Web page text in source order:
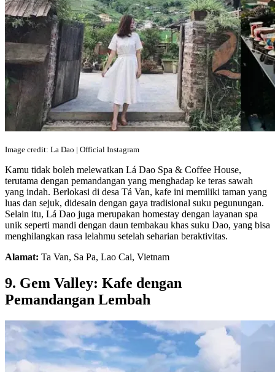
Image credit: La Dao | Official Instagram
Kamu tidak boleh melewatkan Lá Dao Spa & Coffee House,
terutama dengan pemandangan yang menghadap ke teras sawah
yang indah. Berlokasi di desa Tả Van, kafe ini memiliki taman yang
luas dan sejuk, didesain dengan gaya tradisional suku pegunungan.
Selain itu, Lá Dao juga merupakan homestay dengan layanan spa
unik seperti mandi dengan daun tembakau khas suku Dao, yang bisa
menghilangkan rasa lelahmu setelah seharian beraktivitas.
Alamat: Ta Van, Sa Pa, Lao Cai, Vietnam
9. Gem Valley: Kafe dengan
Pemandangan Lembah